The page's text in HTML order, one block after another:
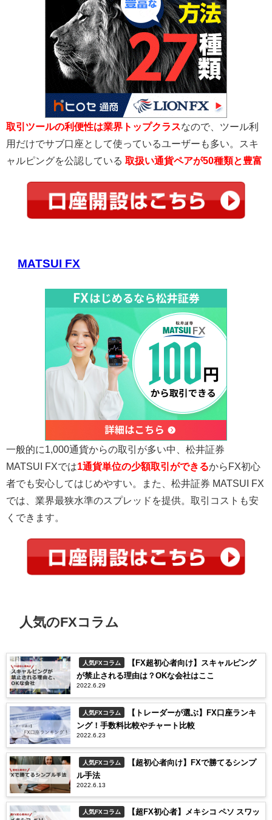
取引ツールの利便性は業界トップクラスなので、ツール利
用だけでサブ口座として使っているユーザーも多い。スキ
ャルピングを公認している 取扱い通貨ペアが50種類と豊富
MATSUI FX
一般的に1,000通貨からの取引が多い中、松井証券
MATSUI FXでは1通貨単位の少額取引ができるからFX初心
者でも安心してはじめやすい。また、松井証券 MATSUI FX
では、業界最狭水準のスプレッドを提供。取引コストも安
くできます。
人気のFXコラム
人気FXコラム
【FX超初心者向け】スキャルピング
が禁止される理由は？OKな会社はここ
2022.6.29
人気FXコラム
【トレーダーが選ぶ】FX口座ランキ
ング！手数料比較やチャート比較
2022.6.23
人気FXコラム
【超初心者向け】FXで勝てるシンプ
ル手法
2022.6.13
人気FXコラム
【超FX初心者】メキシコ ペソ スワッ